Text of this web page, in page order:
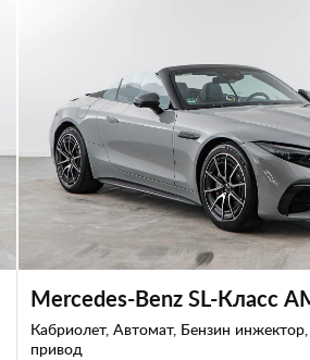
Mercedes-Benz SL-Класс
Кабриолет, Автомат, Бензин
привод